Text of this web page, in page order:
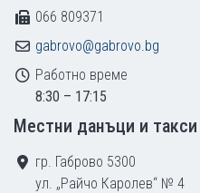
066 809371
gabrovo@gabrovo.bg
Работно време
8:30 – 17:15
Местни данъци и такси
гр. Габрово 5300
ул. „Райчо Каролев“ № 4